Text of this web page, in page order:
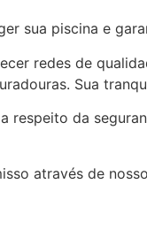
sua piscina e
redes de
Sua
respeito da
através de